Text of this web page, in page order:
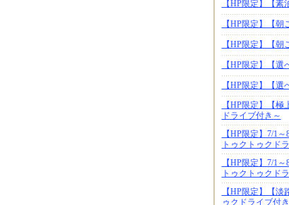
【HP限定】【
【HP限定】【
【HP限定】【
【HP限定】【
【HP限定】【
【HP限定】【
ドライブ付き～
【HP限定】7/1
トゥクトゥクド
【HP限定】7/1
トゥクトゥクド
【HP限定】【
ゥクドライブ付